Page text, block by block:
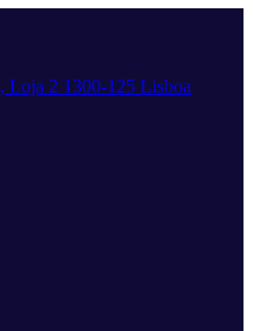
Loja 2 1300-125 Lisboa